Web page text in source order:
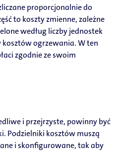
proporcjonalnie do
to koszty zmienne, zależne
według liczby jednostek
ogrzewania. W ten
zgodnie ze swoim
i przejrzyste, powinny być
Podzielniki kosztów muszą
i skonfigurowane, tak aby